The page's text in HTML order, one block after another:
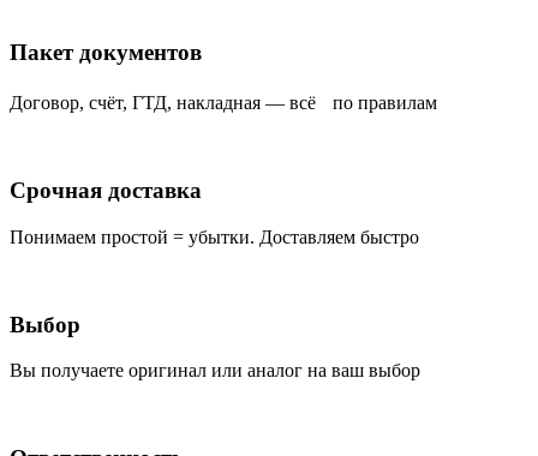
Пакет документов
Договор, счёт, ГТД, накладная — всё по правилам
Срочная доставка
Понимаем простой = убытки. Доставляем быстро
Выбор
Вы получаете оригинал или аналог на ваш выбор